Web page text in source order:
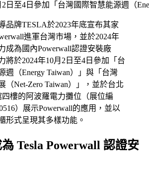
日至4日參加「台灣國際智慧能源週（
品牌TESLA於2023年底宣布其家
進軍台灣市場，並於2024年
成為國內Powerwall認證安裝廠
將於2024年10月2日至4日參加「台
週（Energy Taiwan）」與「台灣
（Net-Zero Taiwan）」，並於台北
樓的阿波羅電力攤位（展位編
）展示Powerwall的應用，並以
形式呈現其多樣功能。
Tesla Powerwall 認證安